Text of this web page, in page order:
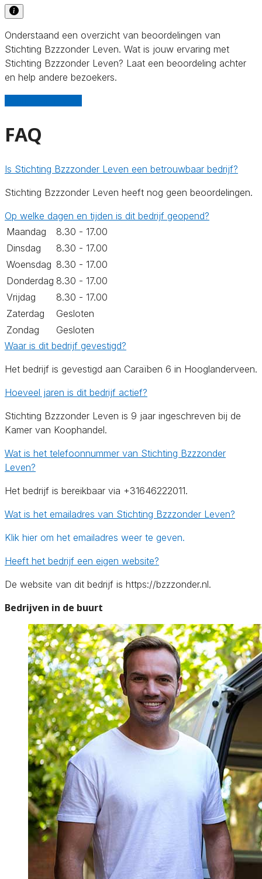
Onderstaand een overzicht van beoordelingen van
Stichting Bzzzonder Leven. Wat is jouw ervaring met
Stichting Bzzzonder Leven? Laat een beoordeling achter
en help andere bezoekers.
FAQ
Is Stichting Bzzzonder Leven een betrouwbaar bedrijf?
Stichting Bzzzonder Leven heeft nog geen beoordelingen.
Op welke dagen en tijden is dit bedrijf geopend?
Maandag
8.30 - 17.00
Dinsdag
8.30 - 17.00
Woensdag 8.30 - 17.00
Donderdag 8.30 - 17.00
Vrijdag
8.30 - 17.00
Zaterdag
Gesloten
Zondag
Gesloten
Waar is dit bedrijf gevestigd?
Het bedrijf is gevestigd aan Caraïben 6 in Hooglanderveen.
Hoeveel jaren is dit bedrijf actief?
Stichting Bzzzonder Leven is 9 jaar ingeschreven bij de
Kamer van Koophandel.
Wat is het telefoonnummer van Stichting Bzzzonder
Leven?
Het bedrijf is bereikbaar via +31646222011.
Wat is het emailadres van Stichting Bzzzonder Leven?
Klik hier om het emailadres weer te geven.
Heeft het bedrijf een eigen website?
De website van dit bedrijf is https://bzzzonder.nl.
Bedrijven in de buurt